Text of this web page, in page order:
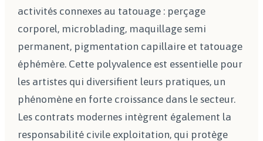
activités connexes au tatouage : perçage
corporel, microblading, maquillage semi
permanent, pigmentation capillaire et tatouage
éphémère. Cette polyvalence est essentielle pour
les artistes qui diversifient leurs pratiques, un
phénomène en forte croissance dans le secteur.
Les contrats modernes intègrent également la
responsabilité civile exploitation, qui protège